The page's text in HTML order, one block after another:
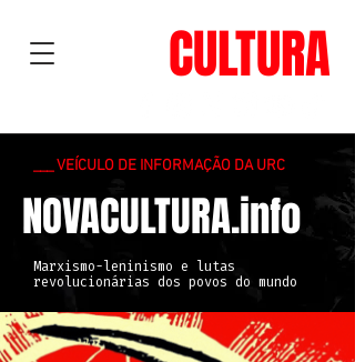
CULTURA
___ VEÍCULO DE INFORMAÇÃO DA URC
NOVACULTURA.info
Marxismo-leninismo e lutas
revolucionárias dos povos do mundo